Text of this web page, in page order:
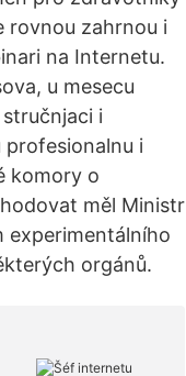
rovnou zahrnou i
na Internetu.
u mesecu
i
profesionalnu i
komory o
měl Ministr
experimentálního
orgánů.